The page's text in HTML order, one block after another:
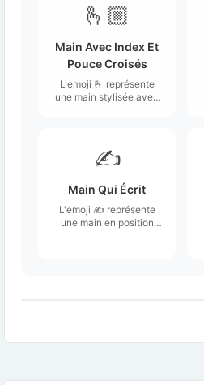
🫰🏼
Main Avec Index Et
Pouce Croisés
L'emoji 🫰 représente
une main stylisée avec
fois la chance et une
sorte de promesse.
✍️
Main Qui Écrit
L'emoji ✍️ représente
une main en position